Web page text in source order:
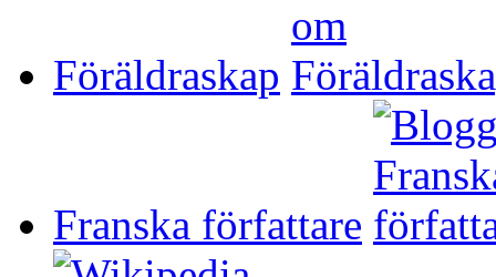
Föräldraskap
Franska författare